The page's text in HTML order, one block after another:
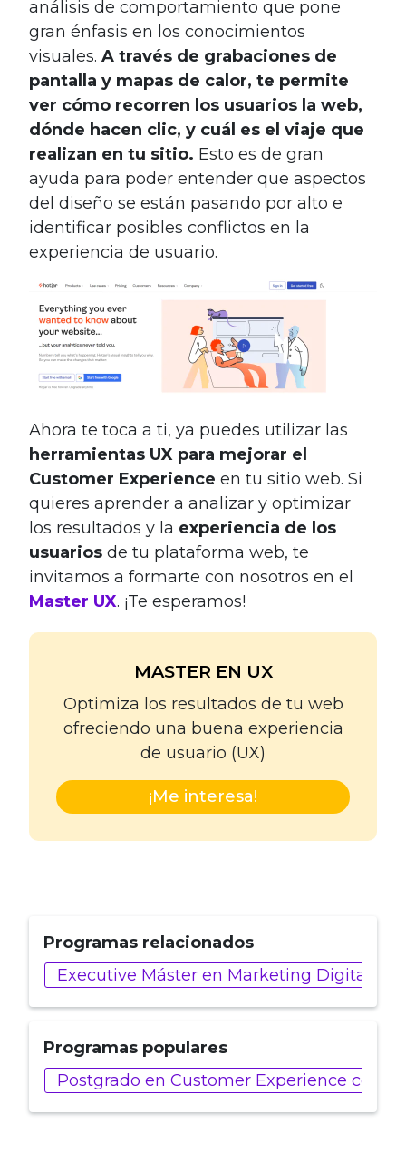
análisis de comportamiento que pone
gran énfasis en los conocimientos
visuales. A través de grabaciones de
pantalla y mapas de calor, te permite
ver cómo recorren los usuarios la web,
dónde hacen clic, y cuál es el viaje que
realizan en tu sitio. Esto es de gran
ayuda para poder entender que aspectos
del diseño se están pasando por alto e
identificar posibles conflictos en la
experiencia de usuario.
Ahora te toca a ti, ya puedes utilizar las
herramientas UX para mejorar el
Customer Experience en tu sitio web. Si
quieres aprender a analizar y optimizar
los resultados y la experiencia de los
usuarios de tu plataforma web, te
invitamos a formarte con nosotros en el
Master UX. ¡Te esperamos!
MASTER EN UX
Optimiza los resultados de tu web
ofreciendo una buena experiencia
de usuario (UX)
¡Me interesa!
Programas relacionados
Executive Máster en Marketing Digital,
Programas populares
Postgrado en Customer Experience con